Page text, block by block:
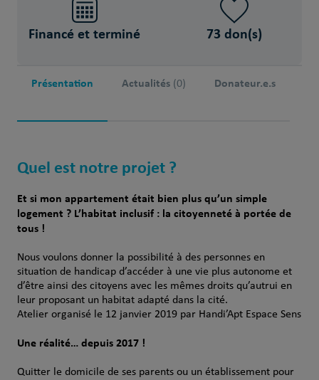
Financé et terminé 73 don(s)
Présentation Actualités (0) Donateur.e.s
Quel est notre projet ?
Et si mon appartement était bien plus qu’un simple
logement ? L’habitat inclusif : la citoyenneté à portée de
tous !
Nous voulons donner la possibilité à des personnes en
situation de handicap d’accéder à une vie plus autonome et
d’être ainsi des citoyens avec les mêmes droits qu’autrui en
leur proposant un habitat adapté dans la cité.
Atelier organisé le 12 janvier 2019 par Handi’Apt Espace Sens
Une réalité… depuis 2017 !
Quitter le domicile de ses parents ou un établissement pour